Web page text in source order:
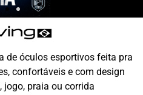
de óculos esportivos feita pra
confortáveis e com design
jogo, praia ou corrida